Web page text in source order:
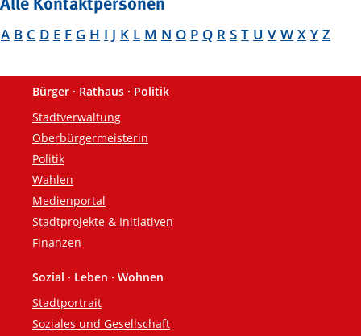
Alle Kontaktpersonen
A B C D E F G H I J K L M N O P Q R S T U V W X Y Z
Fußzeile
Bürger · Rathaus · Politik
Stadtverwaltung
Oberbürgermeisterin
Politik
Wahlen
Medienportal
Stadtprojekte & Initiativen
Finanzen
Sozial · Leben · Wohnen
Stadtportrait
Soziales und Gesellschaft